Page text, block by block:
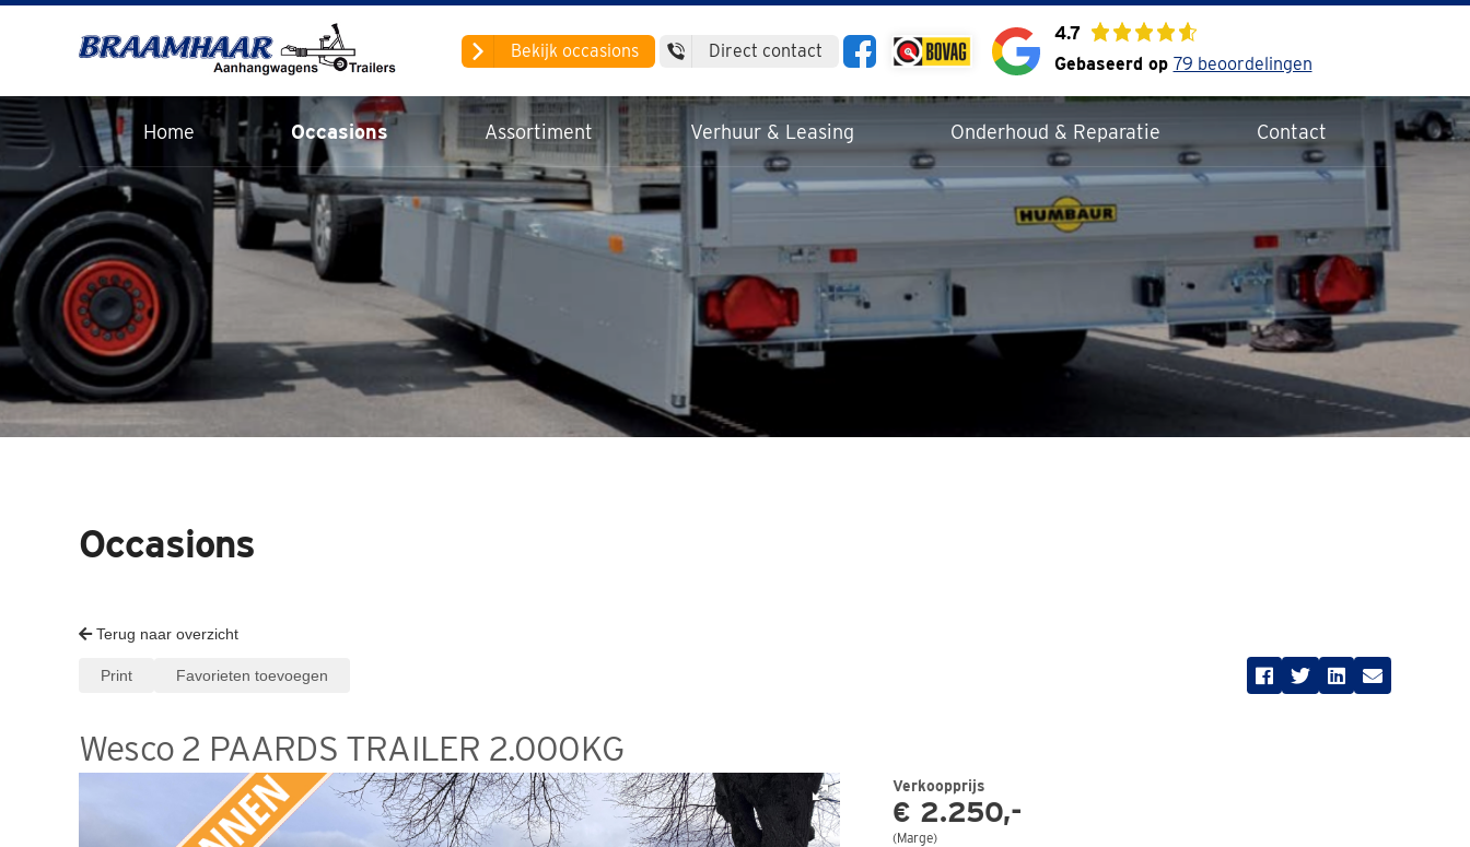
Bekijk occasions Direct contact
4.7
Gebaseerd op 79 beoordelingen
Home Occasions Assortiment Verhuur & Leasing Onderhoud & Reparatie Contact
Occasions
Terug naar overzicht
Print Favorieten toevoegen
Wesco 2 PAARDS TRAILER 2.000KG
Verkoopprijs
€ 2.250,-
(Marge)